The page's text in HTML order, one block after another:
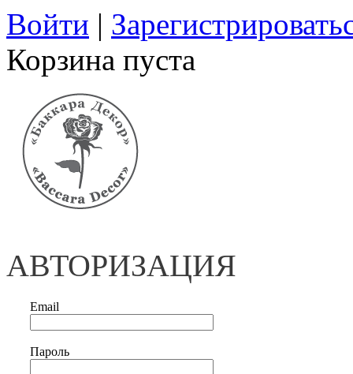
Войти |
Корзина пуста
АВТОРИЗАЦИЯ
Email
Пароль